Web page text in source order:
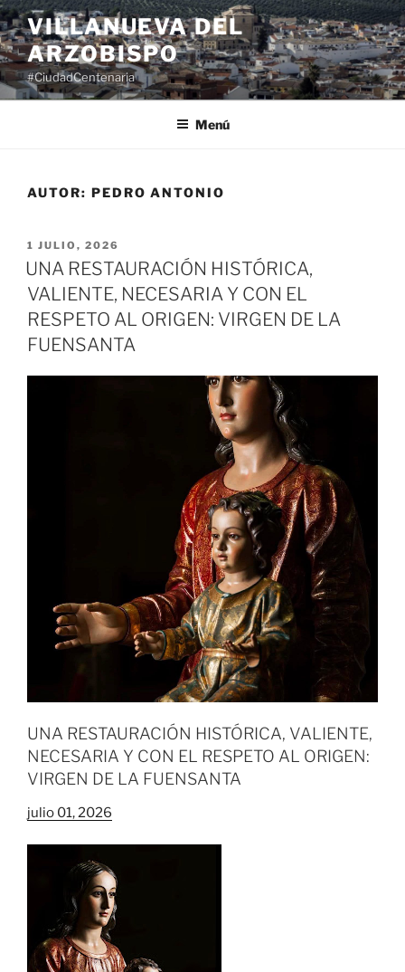
Saltar
al
contenido
VILLANUEVA DEL
ARZOBISPO
#CiudadCentenaria
Menú
AUTOR: PEDRO ANTONIO
PUBLICADO
EL
1 JULIO, 2026
UNA RESTAURACIÓN HISTÓRICA,
VALIENTE, NECESARIA Y CON EL
RESPETO AL ORIGEN: VIRGEN DE LA
FUENSANTA
UNA RESTAURACIÓN HISTÓRICA, VALIENTE,
NECESARIA Y CON EL RESPETO AL ORIGEN:
VIRGEN DE LA FUENSANTA
julio 01, 2026